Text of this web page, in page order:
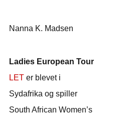
Nanna K. Madsen
Ladies European Tour
LET er blevet i
Sydafrika og spiller
South African Women’s